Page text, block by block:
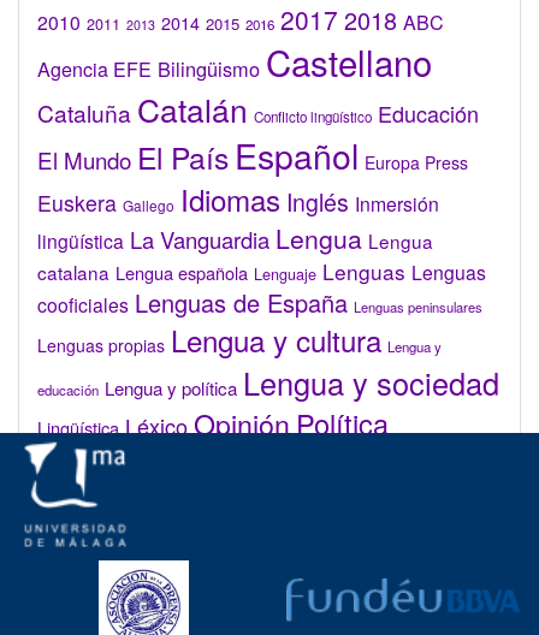
2010 2011 2013 2014 2015 2016 2017 2018 ABC
Agencia EFE Bilingüismo Castellano
Cataluña Catalán Conflicto lingüístico Educación
El Mundo El País Español Europa Press
Euskera Gallego Idiomas Inglés Inmersión
lingüística La Vanguardia Lengua Lengua
catalana Lengua española Lenguaje Lenguas Lenguas
cooficiales Lenguas de España Lenguas peninsulares
Lenguas propias Lengua y cultura Lengua y
educación Lengua y política Lengua y sociedad
Lingüística LéxicoOpiniónPolítica
lingüística
Valenciano
Administrar